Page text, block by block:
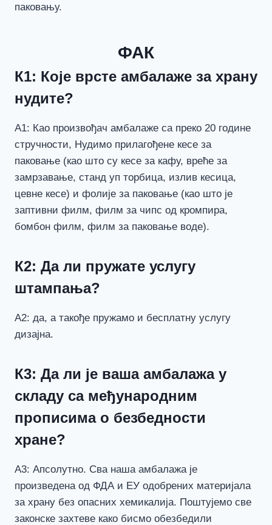
паковању.
ФАК
К1: Које врсте амбалаже за храну
нудите?
А1: Као произвођач амбалаже са преко 20 године
стручности, Нудимо прилагођене кесе за
паковање (као што су кесе за кафу, вреће за
замрзавање, станд уп торбица, излив кесица,
цевне кесе) и фолије за паковање (као што је
заптивни филм, филм за чипс од кромпира,
бомбон филм, филм за паковање воде).
К2: Да ли пружате услугу
штампања?
А2: да, а такође пружамо и бесплатну услугу
дизајна.
К3: Да ли је ваша амбалажа у
складу са међународним
прописима о безбедности
хране?
А3: Апсолутно. Сва наша амбалажа је
произведена од ФДА и ЕУ одобрених материјала
за храну без опасних хемикалија. Поштујемо све
законске захтеве како бисмо обезбедили